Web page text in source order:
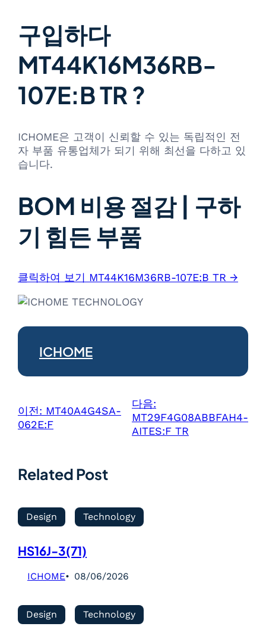
구입하다
MT44K16M36RB-
107E:B TR ?
ICHOME은 고객이 신뢰할 수 있는 독립적인 전
자 부품 유통업체가 되기 위해 최선을 다하고 있
습니다.
BOM 비용 절감 | 구하
기 힘든 부품
클릭하여 보기 MT44K16M36RB-107E:B TR →
ICHOME
이전: MT40A4G4SA-
062E:F
다음:
MT29F4G08ABBFAH4-
AITES:F TR
Related Post
Design Technology
HS16J-3(71)
ICHOME 08/06/2026
Design Technology